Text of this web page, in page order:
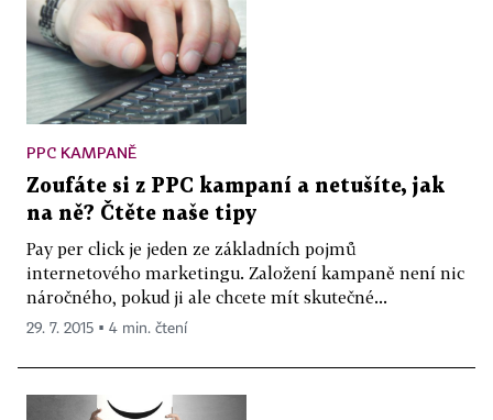
PPC KAMPANĚ
Zoufáte si z PPC kampaní a netušíte, jak
na ně? Čtěte naše tipy
Pay per click je jeden ze základních pojmů
internetového marketingu. Založení kampaně není nic
náročného, pokud ji ale chcete mít skutečné...
29. 7. 2015 ▪ 4 min. čtení